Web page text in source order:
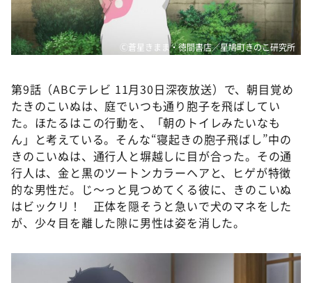
Ⓒ蒼星きまま・徳間書店／星鳩町きのこ研究所
第9話（ABCテレビ 11月30日深夜放送）で、朝目覚め
たきのこいぬは、庭でいつも通り胞子を飛ばしてい
た。ほたるはこの行動を、「朝のトイレみたいなも
ん」と考えている。そんな“寝起きの胞子飛ばし”中の
きのこいぬは、通行人と塀越しに目が合った。その通
行人は、金と黒のツートンカラーヘアと、ヒゲが特徴
的な男性だ。じ～っと見つめてくる彼に、きのこいぬ
はビックリ！ 正体を隠そうと急いで犬のマネをした
が、少々目を離した隙に男性は姿を消した。